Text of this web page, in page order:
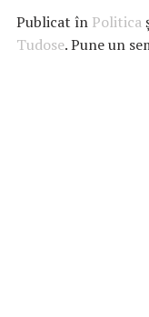
e
b
at
s
it
te
Publicat în Politica
Tudose. Pune un